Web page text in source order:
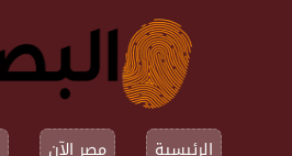
الرئيسية مصر الآن